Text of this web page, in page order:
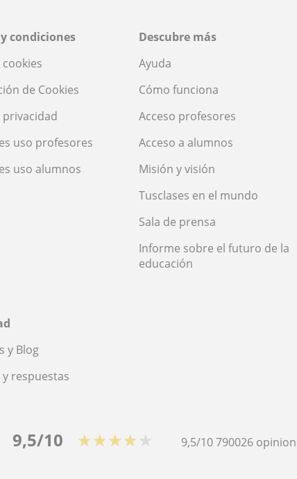
condiciones
de Cookies
uso profesores
uso alumnos
Descubre más
Ayuda
Cómo funciona
Acceso profesores
Acceso a alumnos
Misión y visión
Tusclases en el mundo
Sala de prensa
Informe sobre el futuro de la
educación
y Blog
respuestas
9,5/10 ★★★★★ 9,5/10790026